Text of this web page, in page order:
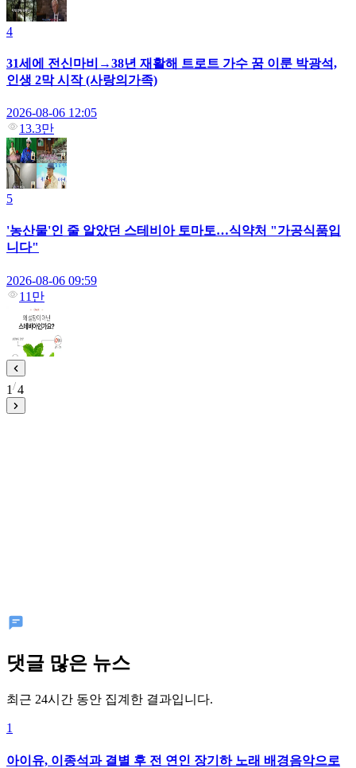
4
31세에 전신마비→38년 재활해 트로트 가수 꿈 이룬 박광석,
인생 2막 시작 (사랑의가족)
2026-08-06 12:05
13.3만
5
'농산물'인 줄 알았던 스테비아 토마토…식약처 "가공식품입
니다"
2026-08-06 09:59
11만
1 4
댓글 많은 뉴스
최근 24시간 동안 집계한 결과입니다.
1
아이유, 이종석과 결별 후 전 연인 장기하 노래 배경음악으로